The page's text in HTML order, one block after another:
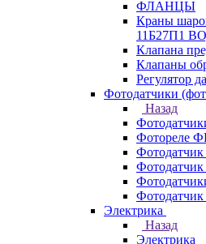
ФЛАНЦЫ
Краны
11Б27П1
Клапана
Клапаны
Регулятор
Фотодатчики
Назад
Фотореле
Электрика
Назад
Электрика